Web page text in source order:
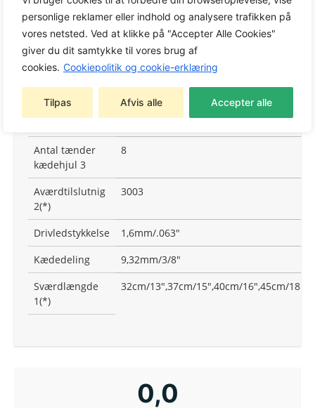
personlige reklamer eller indhold og analysere trafikken på
vores netsted. Ved at klikke på "Accepter Alle Cookies"
giver du dit samtykke til vores brug af
cookies. Cookiepolitik og cookie-erklæring
Tilpas Afvis alle Accepter alle
Varemærke:STIHL
Antal tænder
7
Antal tænder
kædehjul 3
8
Aværdtilslutnig
2(*)
3003
Drivledstykkelse
1,6mm/.063″
Kædedeling
9,32mm/3/8″
Sværdlængde
1(*)
32cm/13″,37cm/15″,40cm/16″,45cm/
0,0